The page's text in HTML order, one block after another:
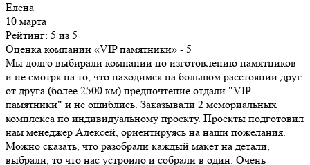
Елена
10 марта
Рейтинг: 5 из 5
Оценка компании «VIP памятники» - 5
Мы долго выбирали компании по изготовлению памятников
и не смотря на то, что находимся на большом расстоянии друг
от друга (более 2500 км) предпочтение отдали "VIP
памятники" и не ошиблись. Заказывали 2 мемориальных
комплекса по индивидуальному проекту. Проекты подготовил
нам менеджер Алексей, ориентируясь на наши пожелания.
Можно сказать, что разобрали каждый макет на детали,
выбрали, то что нас устроило и собрали в один. Очень